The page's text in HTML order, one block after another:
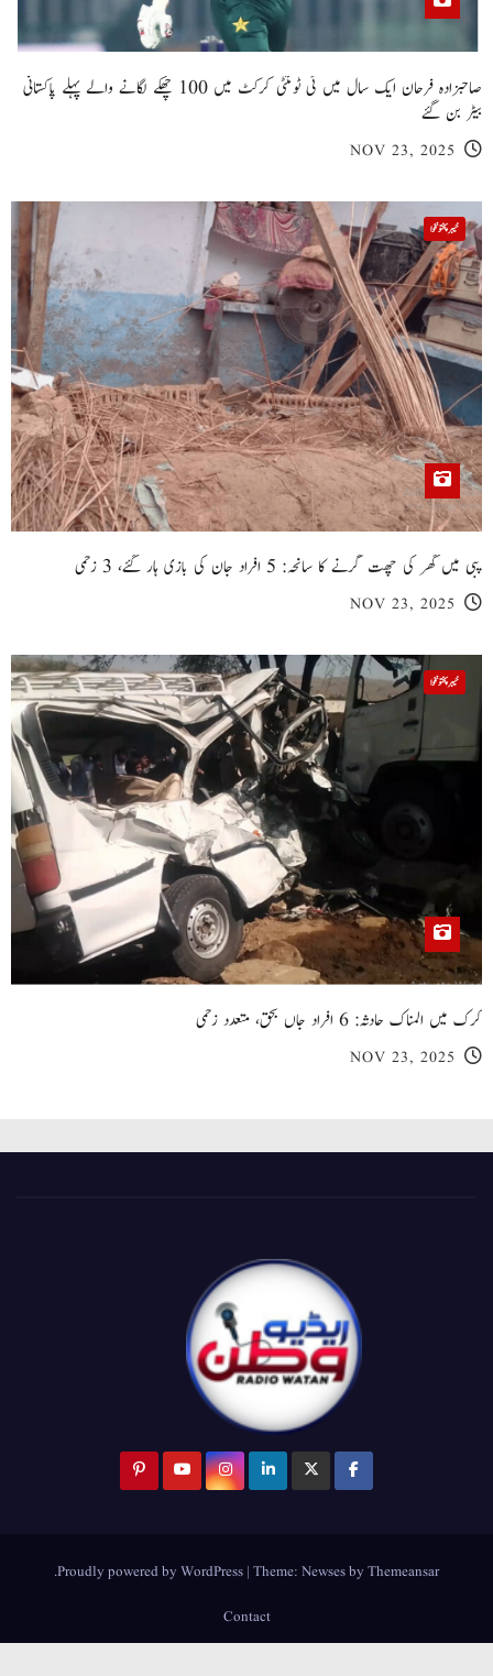
صاحبزادہ فرحان ایک سال میں ٹی ٹوئنٹی کرکٹ میں 100 چھکے لگانے والے پہلے پاکستانی
بیٹر بن گئے
NOV 23, 2025
خیبر پختونخوا
پبی میں گھر کی چھت گرنے کا سانحہ: 5 افراد جان کی بازی ہار گئے، 3 زخمی
NOV 23, 2025
خیبر پختونخوا
کرک میں المناک حادثہ: 6 افراد جاں بحق، متعدد زخمی
NOV 23, 2025
Proudly powered by WordPress |Theme:NewsesbyThemeansar
.
Contact